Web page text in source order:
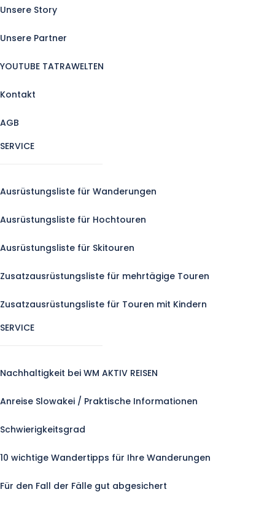
Unsere Story
Unsere Partner
YOUTUBE TATRAWELTEN
Kontakt
AGB
SERVICE
Ausrüstungsliste für Wanderungen
Ausrüstungsliste für Hochtouren
Ausrüstungsliste für Skitouren
Zusatzausrüstungsliste für mehrtägige Touren
Zusatzausrüstungsliste für Touren mit Kindern
SERVICE
Nachhaltigkeit bei WM AKTIV REISEN
Anreise Slowakei / Praktische Informationen
Schwierigkeitsgrad
10 wichtige Wandertipps für Ihre Wanderungen
Für den Fall der Fälle gut abgesichert